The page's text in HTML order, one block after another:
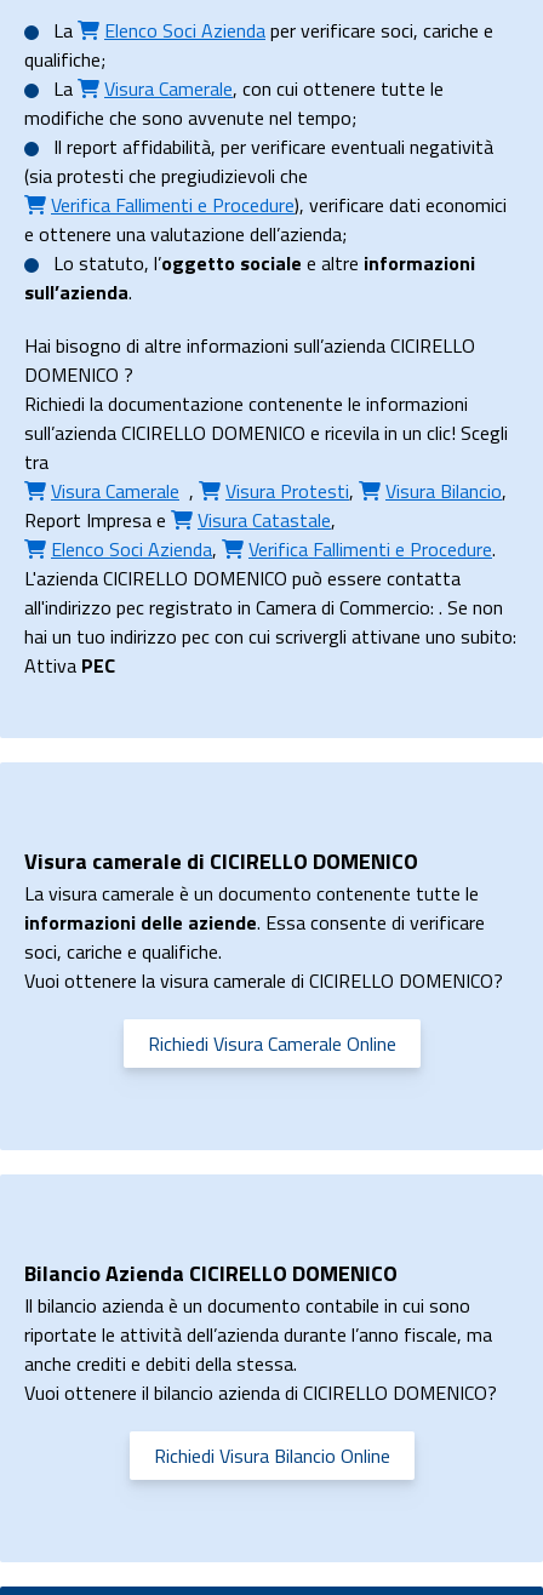
La
Elenco Soci Aziendaper verificare soci, cariche e
qualifiche;
La
Visura Camerale, con cui ottenere tutte le
modifiche che sono avvenute nel tempo;
Il report affidabilità, per verificare eventuali negatività
(sia protesti che pregiudizievoli che
Verifica Fallimenti e Procedure), verificare dati economici
e ottenere una valutazione dell’azienda;
Lo statuto, l’oggetto sociale e altre informazioni
sull’azienda.
Hai bisogno di altre informazioni sull’azienda CICIRELLO
DOMENICO ?
Richiedi la documentazione contenente le informazioni
sull’azienda CICIRELLO DOMENICO e ricevila in un clic! Scegli
tra
Visura Camerale , Visura Protesti, Visura Bilancio,
Report Impresae Visura Catastale,
Elenco Soci Azienda, Verifica Fallimenti e Procedure.
L'azienda CICIRELLO DOMENICO può essere contatta
all'indirizzo pec registrato in Camera di Commercio: . Se non
hai un tuo indirizzo pec con cui scrivergli attivane uno subito:
Attiva PEC
Visura camerale di CICIRELLO DOMENICO
La visura camerale è un documento contenente tutte le
informazioni delle aziende. Essa consente di verificare
soci, cariche e qualifiche.
Vuoi ottenere la visura camerale di CICIRELLO DOMENICO?
Richiedi Visura Camerale Online
Bilancio Azienda CICIRELLO DOMENICO
Il bilancio azienda è un documento contabile in cui sono
riportate le attività dell’azienda durante l’anno fiscale, ma
anche crediti e debiti della stessa.
Vuoi ottenere il bilancio azienda di CICIRELLO DOMENICO?
Richiedi Visura Bilancio Online